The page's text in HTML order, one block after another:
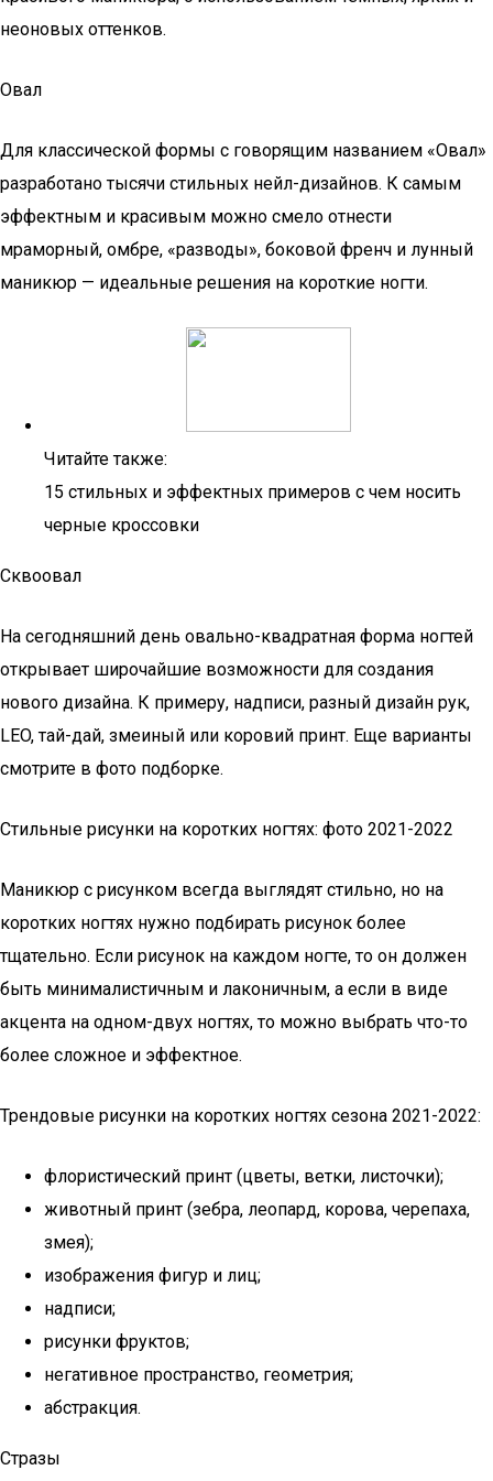
неоновых оттенков.
Овал
Для классической формы с говорящим названием «Овал»
разработано тысячи стильных нейл-дизайнов. К самым
эффектным и красивым можно смело отнести
мраморный, омбре, «разводы», боковой френч и лунный
маникюр — идеальные решения на короткие ногти.
Читайте также:
15 стильных и эффектных примеров с чем носить
черные кроссовки
Сквоовал
На сегодняшний день овально-квадратная форма ногтей
открывает широчайшие возможности для создания
нового дизайна. К примеру, надписи, разный дизайн рук,
LEO, тай-дай, змеиный или коровий принт. Еще варианты
смотрите в фото подборке.
Стильные рисунки на коротких ногтях: фото 2021-2022
Маникюр с рисунком всегда выглядят стильно, но на
коротких ногтях нужно подбирать рисунок более
тщательно. Если рисунок на каждом ногте, то он должен
быть минималистичным и лаконичным, а если в виде
акцента на одном-двух ногтях, то можно выбрать что-то
более сложное и эффектное.
Трендовые рисунки на коротких ногтях сезона 2021-2022:
флористический принт (цветы, ветки, листочки);
животный принт (зебра, леопард, корова, черепаха,
змея);
изображения фигур и лиц;
надписи;
рисунки фруктов;
негативное пространство, геометрия;
абстракция.
Стразы